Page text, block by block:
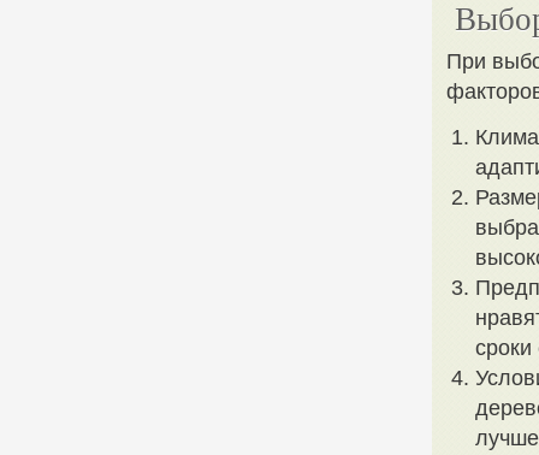
При
лучше